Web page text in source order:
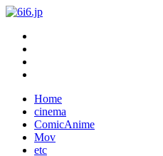
Home
cinema
ComicAnime
Mov
etc